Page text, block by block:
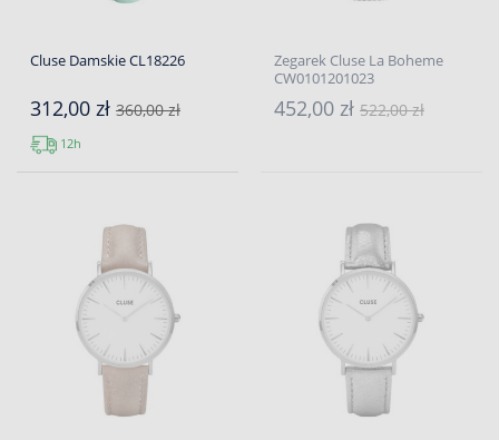
Cluse Damskie CL18226
312,00 zł 360,00 zł
12h
Zegarek Cluse La Boheme
CW0101201023
452,00 zł 522,00 zł